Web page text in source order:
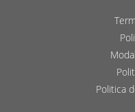
Politica